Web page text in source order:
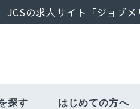
の求人サイト「ジョブメ
探す はじめての方へ